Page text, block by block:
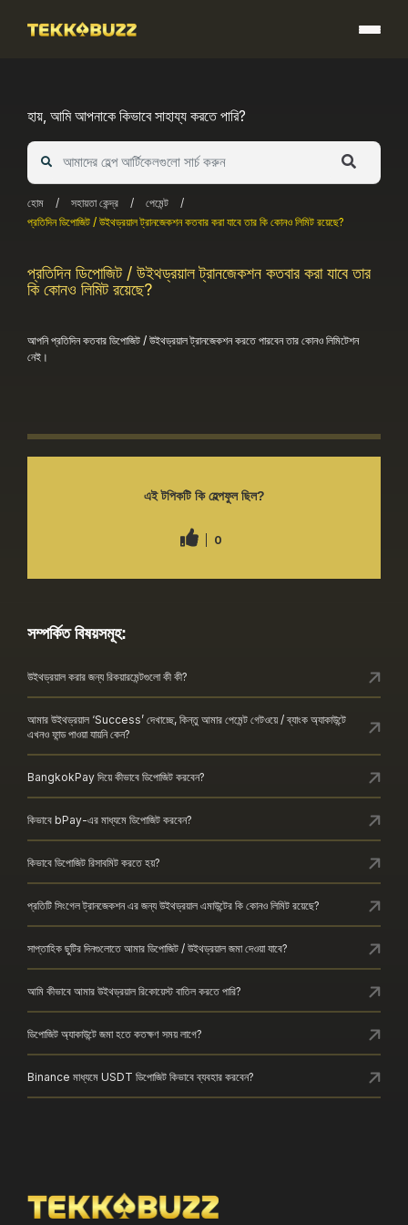
হায়, আমি আপনাকে কিভাবে সাহায্য করতে পারি?
হোম / সহায়তা কেন্দ্র / পেমেন্ট
/
প্রতিদিন ডিপোজিট / উইথড্রয়াল ট্রানজেকশন কতবার করা যাবে তার কি কোনও লিমিট রয়েছে?
প্রতিদিন ডিপোজিট / উইথড্রয়াল ট্রানজেকশন কতবার করা যাবে তার
কি কোনও লিমিট রয়েছে?
আপনি প্রতিদিন কতবার ডিপোজিট / উইথড্রয়ালট্রানজেকশনকরতে পারবেন তার কোনও লিমিটেশন
নেই।
এই টপিকটি কি হেল্পফুল ছিল?
0
সম্পর্কিত বিষয়সমূহ:
উইথড্রয়াল করার জন্য রিকয়ারমেন্টগুলো কী কী?
আমার উইথড্রয়াল ‘Success’ দেখাচ্ছে, কিন্তু আমার পেমেন্ট গেটওয়ে / ব্যাংক অ্যাকাউন্টে
এখনও ফান্ড পাওয়া যায়নি কেন?
BangkokPay দিয়ে কীভাবে ডিপোজিট করবেন?
কিভাবে bPay-এর মাধ্যমে ডিপোজিট করবেন?
কিভাবে ডিপোজিট রিসাবমিট করতে হয়?
প্রতিটি সিংগেল ট্রানজেকশন এর জন্য উইথড্রয়াল এমাউন্টের কি কোনও লিমিট রয়েছে?
সাপ্তাহিক ছুটির দিনগুলোতে আমার ডিপোজিট / উইথড্রয়াল জমা দেওয়া যাবে?
আমি কীভাবে আমার উইথড্রয়াল রিকোয়েস্ট বাতিল করতে পারি?
ডিপোজিট অ্যাকাউন্টে জমা হতে কতক্ষণ সময় লাগে?
Binance মাধ্যমে USDT ডিপোজিট কিভাবে ব্যবহার করবেন?